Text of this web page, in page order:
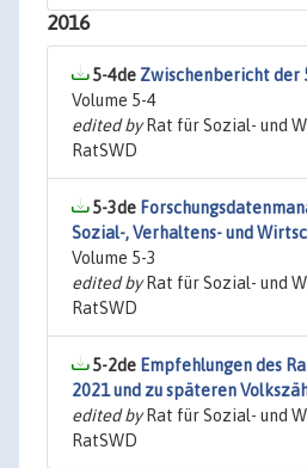
2016
5-4de Zwischenbericht der
Volume 5-4
edited byRat für Sozial- und
RatSWD
5-3de
Sozial-, Verhaltens- und
Volume 5-3
edited byRat für Sozial- und
RatSWD
5-2de Empfehlungen des
2021 und zu späteren
edited byRat für Sozial- und
RatSWD